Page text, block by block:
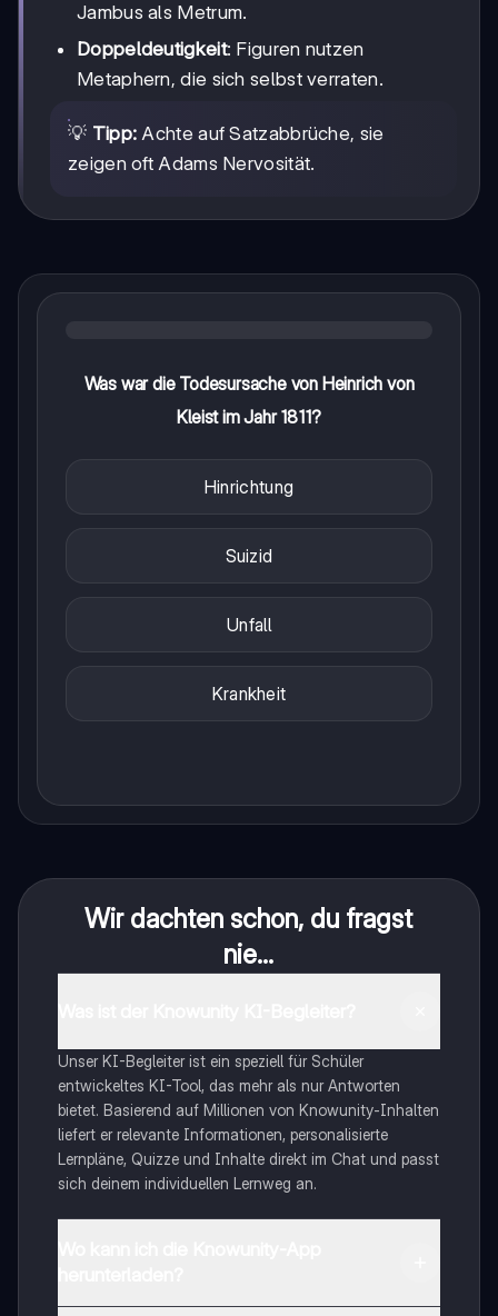
Jambus als Metrum.
Doppeldeutigkeit: Figuren nutzen
Metaphern, die sich selbst verraten.
💡 Tipp: Achte auf Satzabbrüche, sie
zeigen oft Adams Nervosität.
Was war die Todesursache von Heinrich von
Kleist im Jahr 1811?
Hinrichtung
Suizid
Unfall
Krankheit
Wir dachten schon, du fragst
nie...
Unser KI-Begleiter ist ein speziell für Schüler
entwickeltes KI-Tool, das mehr als nur Antworten
bietet. Basierend auf Millionen von Knowunity-Inhalten
liefert er relevante Informationen, personalisierte
Lernpläne, Quizze und Inhalte direkt im Chat und passt
sich deinem individuellen Lernweg an.